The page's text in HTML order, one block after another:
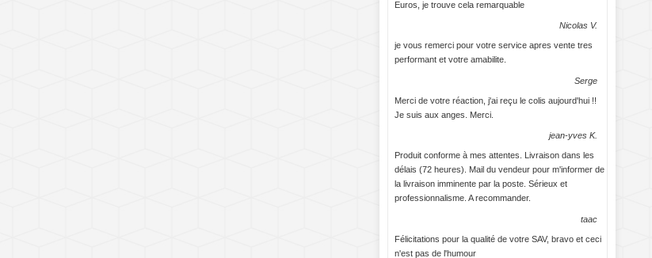
Euros, je trouve cela remarquable
Nicolas V.
je vous remerci pour votre service apres vente tres
performant et votre amabilite.
Serge
Merci de votre réaction, j'ai reçu le colis aujourd'hui !!
Je suis aux anges. Merci.
jean-yves K.
Produit conforme à mes attentes. Livraison dans les
délais (72 heures). Mail du vendeur pour m'informer de
la livraison imminente par la poste. Sérieux et
professionnalisme. A recommander.
taac
Félicitations pour la qualité de votre SAV, bravo et ceci
n'est pas de l'humour